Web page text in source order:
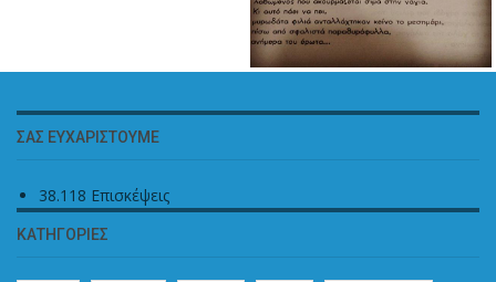
ΣΑΣ ΕΥΧΑΡΙΣΤΟΎΜΕ
38.118 Επισκέψεις
ΚΑΤΗΓΟΡΊΕΣ